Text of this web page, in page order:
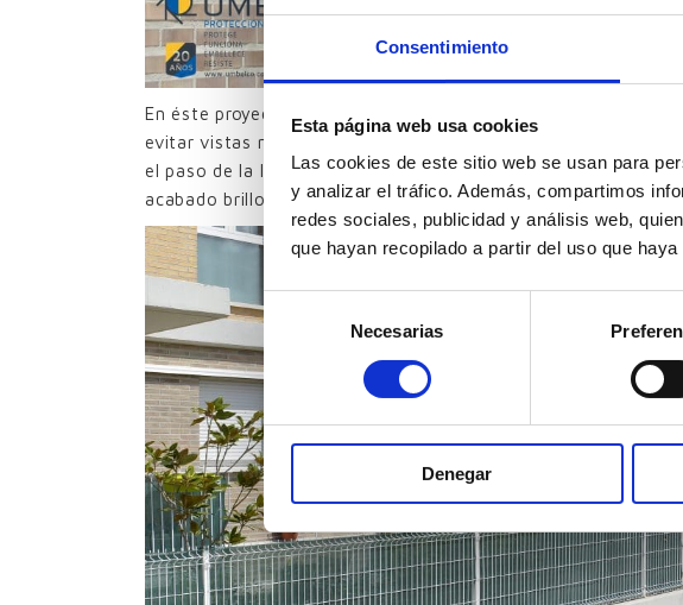
Consentimiento
Esta página web usa cookies
Las cookies de este sitio web se usan para
y analizar el tráfico. Además, compartimos
redes sociales, publicidad y análisis web,
que hayan recopilado a partir del uso que
Selección
consentimiento
Necesarias
Denegar
En éste proyecto, las UPZ-70×30 se utilizan con una
evitar vistas no deseadas desde el exterior, y mediante el
el paso de la luz natural cuando interese. En éste caso, el
acabado brillo, pero como comentábamos antes, las